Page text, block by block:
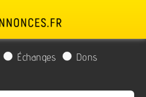
Échanges
Dons